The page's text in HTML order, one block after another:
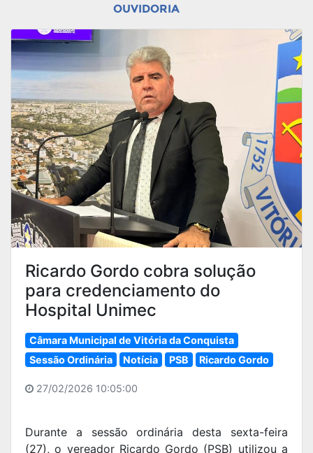
OUVIDORIA
Ricardo Gordo cobra solução
para credenciamento do
Hospital Unimec
Câmara Municipal de Vitória da Conquista
Sessão Ordinária
Notícia PSB Ricardo Gordo
27/02/2026 10:05:00
Durante a sessão ordinária desta sexta-feira
(27), o vereador Ricardo Gordo (PSB) utilizou a